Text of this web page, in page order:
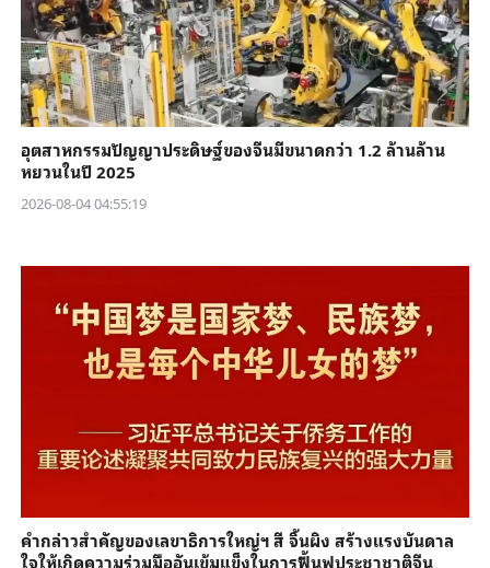
อุตสาหกรรมปัญญาประดิษฐ์ของจีนมีขนาดกว่า 1.2 ล้านล้าน
หยวนในปี 2025
2026-08-04 04:55:19
คำกล่าวสำคัญของเลขาธิการใหญ่ฯ สี จิ้นผิง สร้างแรงบันดาล
ใจให้เกิดความร่วมมืออันเข้มแข็งในการฟื้นฟูประชาชาติจีน